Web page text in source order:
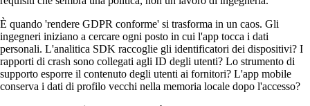
È quando 'rendere GDPR conforme' si trasforma in un caos. Gli
ingegneri iniziano a cercare ogni posto in cui l'app tocca i dati
personali. L'analitica SDK raccoglie gli identificatori dei dispositivi? I
rapporti di crash sono collegati agli ID degli utenti? Lo strumento di
supporto esporre il contenuto degli utenti ai fornitori? L'app mobile
conserva i dati di profilo vecchi nella memoria locale dopo l'accesso?